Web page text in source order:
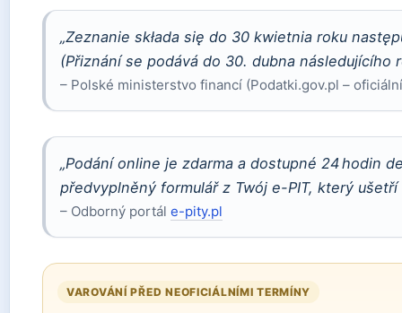
„Zeznanie składa się do 30 kwietnia roku
(Přiznání se podává do 30. dubna následujícího
– Polské ministerstvo financí (Podatki.gov.pl –
„Podání online je zdarma a dostupné 24 hodin
předvyplněný formulář z Twój e-PIT, který ušetří
– Odborný portál e-pity.pl
VAROVÁNÍ PŘED NEOFICIÁLNÍMI TERMÍNY